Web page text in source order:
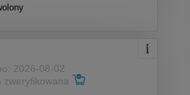
2026-08-02
zweryfikowana